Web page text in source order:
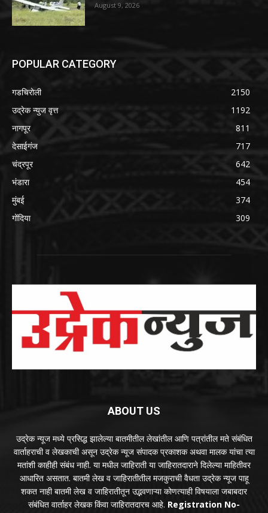
August 9, 2026
POPULAR CATEGORY
गडचिरोली
2150
उद्रेक न्युज वृत्त
1192
नागपूर
811
देसाईगंज
717
चंद्रपूर
642
भंडारा
454
मुंबई
374
गोंदिया
309
ABOUT US
उद्रेक न्यूज मध्ये प्रसिद्ध झालेल्या बातमीतील लेखांतील आणि पत्रांतील मते संबंधित
वार्ताहराची व लेखकाची असून उद्रेक न्यूज संपादक प्रकाशक अथवा मालक यांचा त्या
मतांशी काहीही संबंध नाही. या मधील जाहिराती या जाहिरातदाराने दिलेल्या माहितीवर
आधारित असतात. बातमी लेख व जाहिरातीतील मजकुराची वैधता उद्रेक न्यूज पाहू
शकत नाही बातमी लेख व जाहिरातीतून उद्भवणाऱ्या कोणत्याही विषयाला जबाबदार
संबंधित वार्ताहर लेखक किंवा जाहिरातदारच आहे. Registration No-